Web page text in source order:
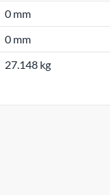
0 mm
0 mm
27.148 kg